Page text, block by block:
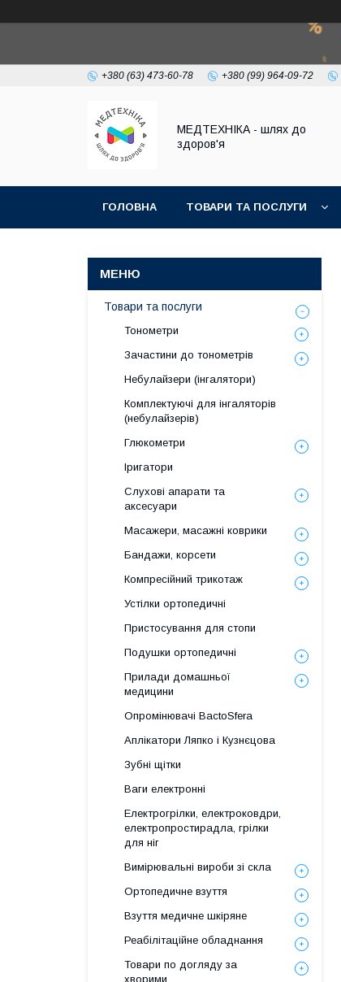
+380 (63) 473-60-78 +380 (99) 964-09-72
МЕДТЕХНІКА - шлях до
здоров'я
ГОЛОВНА ТОВАРИ ТА ПОСЛУГИ
Товари та послуги
Тонометри
Зачастини до тонометрів
Небулайзери (інгалятори)
Комплектуючі для інгаляторів
(небулайзерів)
Глюкометри
Іригатори
Слухові апарати та
аксесуари
Масажери, масажні коврики
Бандажи, корсети
Компресійний трикотаж
Устілки ортопедичні
Пристосування для стопи
Подушки ортопедичні
Прилади домашньої
медицини
Опромінювачі BactoSfera
Аплікатори Ляпко і Кузнєцова
Зубні щітки
Ваги електронні
Електрогрілки, електроковдри,
електропростирадла, грілки
для ніг
Вимірювальні вироби зі скла
Ортопедичне взуття
Взуття медичне шкіряне
Реабілітаційне обладнання
Товари по догляду за
хворими